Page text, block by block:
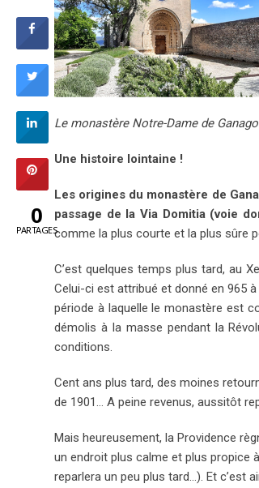
Le monastère Notre-Dame de
Une histoire lointaine !
Les origines du monastère de
passage de la Via Domitia (voie
comme la plus courte et la plus sûre
C’est quelques temps plus tard, au
Celui-ci est attribué et donné en 965
période à laquelle le monastère est
démolis à la masse pendant la
conditions.
Cent ans plus tard, des moines
de 1901… A peine revenus, aussitôt
Mais heureusement, la Providence
un endroit plus calme et plus propice
reparlera un peu plus tard…). Et c’est
0
PARTAGES